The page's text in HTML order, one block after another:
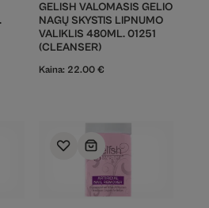
GELISH VALOMASIS GELIO
NAGŲ SKYSTIS LIPNUMO
VALIKLIS 480ML. 01251
(CLEANSER)
Kaina: 22.00 €